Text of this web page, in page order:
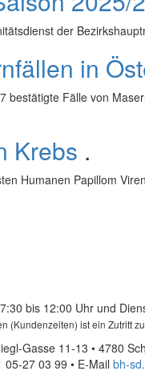
der
in
bestätigte Fälle von
Krebs .
Humanen Papillom
bis 12:00 Uhr und
(Kundenzeiten) ist ein Zutritt
Gasse 11-13 • 4780
05-27 03 99 • E-Mail bh-